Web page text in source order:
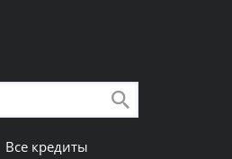
Все кредиты